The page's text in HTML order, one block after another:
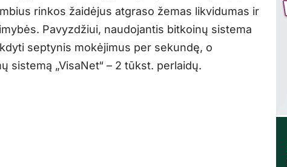
rinkos žaidėjus atgraso žemas likvidumas ir
Pavyzdžiui, naudojantis bitkoinų sistema
septynis mokėjimus per sekundę, o
sistemą „VisaNet“ – 2 tūkst. perlaidų.